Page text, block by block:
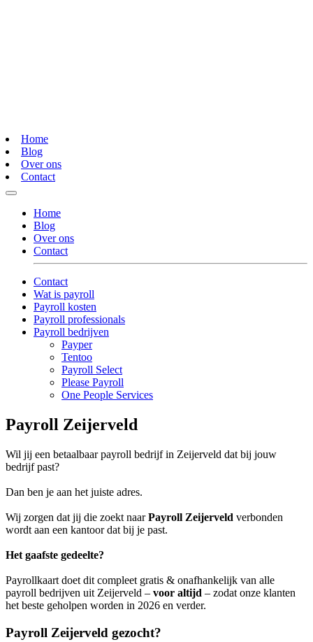
Home
Blog
Over ons
Contact
Home
Blog
Over ons
Contact
Contact
Wat is payroll
Payroll kosten
Payroll professionals
Payroll bedrijven
Payper
Tentoo
Payroll Select
Please Payroll
One People Services
Payroll Zeijerveld
Wil jij een betaalbaar payroll bedrijf in Zeijerveld dat bij jouw
bedrijf past?
Dan ben je aan het juiste adres.
Wij zorgen dat jij die zoekt naarPayroll Zeijerveld verbonden
wordt aan een kantoor dat bij je past.
Het gaafste gedeelte?
Payrollkaart doet dit compleet gratis & onafhankelijk van alle
payroll bedrijven uit Zeijerveld – voor altijd – zodat onze klanten
het beste geholpen worden in 2026 en verder.
Payroll Zeijerveld gezocht?